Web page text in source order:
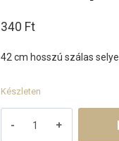
340 Ft
42 cm hosszú szálas
Készleten